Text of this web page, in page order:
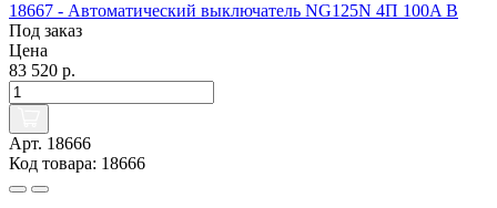
18667 - Автоматический выключатель NG125N 4П 100A B
Под заказ
Цена
83 520 р.
Арт. 18666
Код товара: 18666